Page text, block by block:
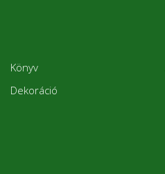
Könyv
Dekoráció